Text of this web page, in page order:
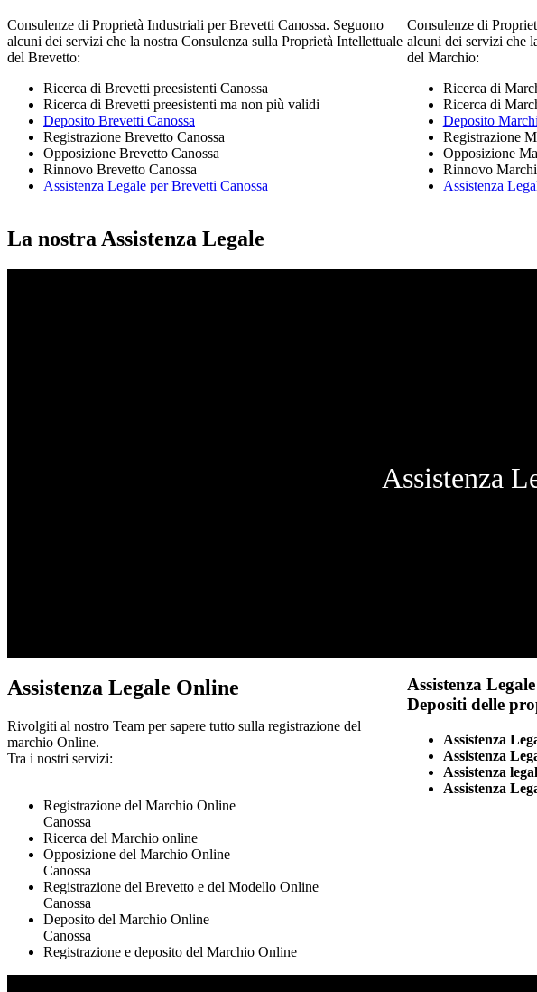
Consulenze di Proprietà Industriali per Brevetti Canossa. Seguono
alcuni dei servizi che la nostra Consulenza sulla Proprietà Intellettuale
del Brevetto:
Ricerca di Brevetti preesistenti Canossa
Ricerca di Brevetti preesistenti ma non più validi
Deposito Brevetti Canossa
Registrazione Brevetto Canossa
Opposizione Brevetto Canossa
Rinnovo Brevetto Canossa
Assistenza Legale per Brevetti Canossa
Consulenze di
alcuni dei servizi che
del Marchio:
Ricerca di
Ricerca di
Deposito
Registrazione
Opposizione
Rinnovo
Assistenza
La nostra Assistenza Legale
Assistenza
Assistenza Legale Online
Rivolgiti al nostro Team per sapere tutto sulla registrazione del
marchio Online.
Tra i nostri servizi:
Registrazione del Marchio Online
Canossa
Ricerca del Marchio online
Opposizione del Marchio Online
Canossa
Registrazione del Brevetto e del Modello Online
Canossa
Deposito del Marchio Online
Canossa
Registrazione e deposito del Marchio Online
Assistenza
Depositi delle
Assistenza
Assistenza
Assistenza
Assistenza